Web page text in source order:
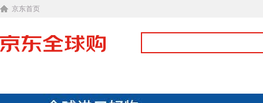
京东首页